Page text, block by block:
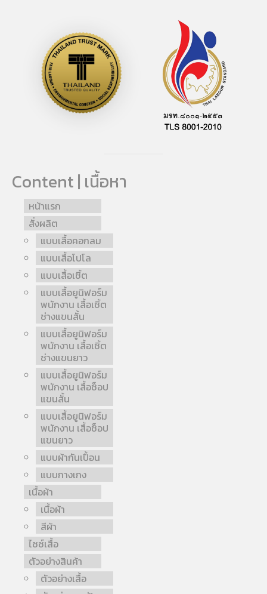
Content | เนื้อหา
หน้าแรก
สั่งผลิต
แบบเสื้อคอกลม
แบบเสื้อโปโล
แบบเสื้อเชิ้ต
แบบเสื้อยูนิฟอร์ม
พนักงาน เสื้อเชิ้ต
ช่างแขนสั้น
แบบเสื้อยูนิฟอร์ม
พนักงาน เสื้อเชิ้ต
ช่างแขนยาว
แบบเสื้อยูนิฟอร์ม
พนักงาน เสื้อช็อป
แขนสั้น
แบบเสื้อยูนิฟอร์ม
พนักงาน เสื้อช็อป
แขนยาว
แบบผ้ากันเปื้อน
แบบกางเกง
เนื้อผ้า
เนื้อผ้า
สีผ้า
ไซซ์เสื้อ
ตัวอย่างสินค้า
ตัวอย่างเสื้อ